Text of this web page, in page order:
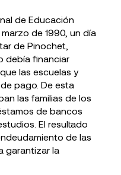
de Educación
de 1990, un día
de Pinochet,
debía financiar
las escuelas y
pago. De esta
las familias de los
de bancos
El resultado
de las
garantizar la